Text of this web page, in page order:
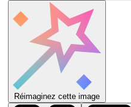
Réimaginez cette image